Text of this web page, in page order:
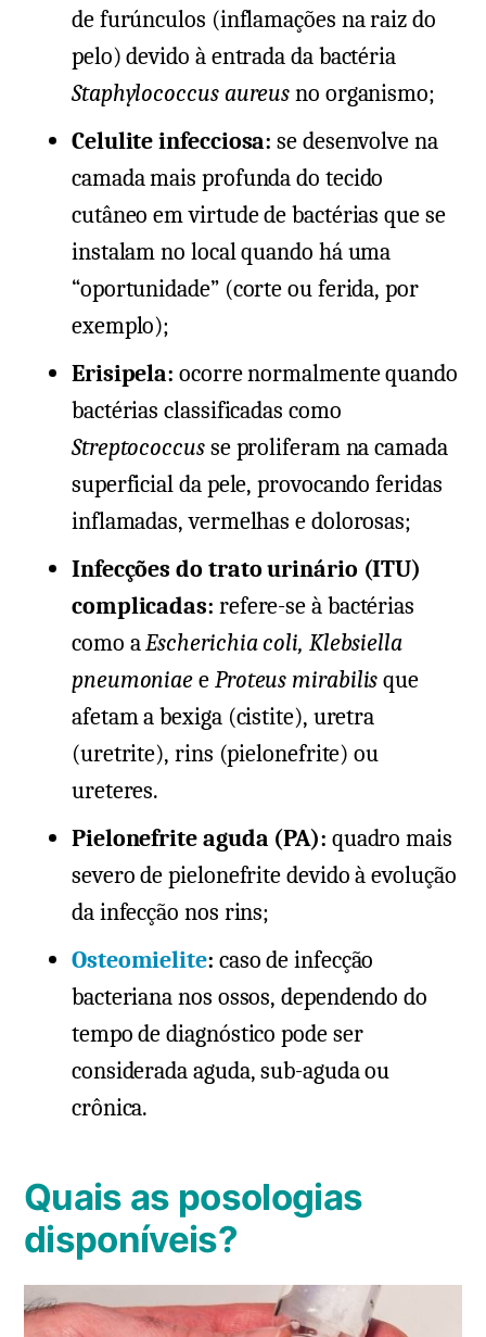
de furúnculos (inflamações na raiz do
pelo) devido à entrada da bactéria
Staphylococcus aureusno organismo;
Celulite infecciosa:se desenvolve na
camada mais profunda do tecido
cutâneo em virtude de bactérias que se
instalam no local quando há uma
“oportunidade” (corte ou ferida, por
exemplo);
Erisipela: ocorre normalmente quando
bactérias classificadas como
Streptococcusse proliferam na camada
superficial da pele, provocando feridas
inflamadas, vermelhas e dolorosas;
Infecções do trato urinário (ITU)
complicadas: refere-se à bactérias
como aEscherichia coli, Klebsiella
pneumoniaeeProteus mirabilisque
afetam a bexiga (cistite), uretra
(uretrite), rins (pielonefrite) ou
ureteres.
Pielonefrite aguda (PA): quadro mais
severo de pielonefrite devido à evolução
da infecção nos rins;
Osteomielite: caso de infecção
bacteriana nos ossos, dependendo do
tempo de diagnóstico pode ser
considerada aguda, sub-aguda ou
crônica.
Quais as posologias
disponíveis?